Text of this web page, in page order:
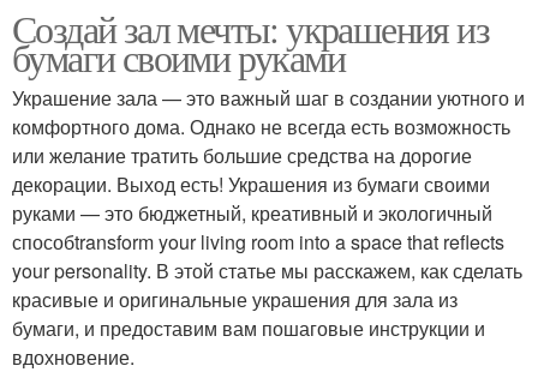
Создай зал мечты: украшения из
бумаги своими руками
Украшение зала — это важный шаг в создании уютного и
комфортного дома. Однако не всегда есть возможность
или желание тратить большие средства на дорогие
декорации. Выход есть! Украшения из бумаги своими
руками — это бюджетный, креативный и экологичный
способtransform your living room into a space that reflects
your personality. В этой статье мы расскажем, как сделать
красивые и оригинальные украшения для зала из
бумаги, и предоставим вам пошаговые инструкции и
вдохновение.